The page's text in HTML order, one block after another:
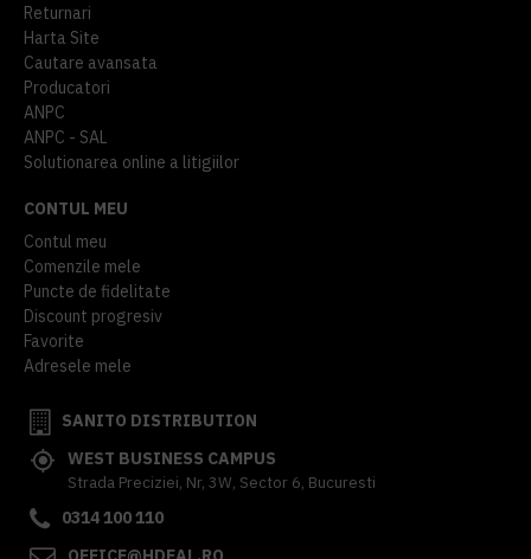
Returnari
Harta Site
Cautare avansata
Producatori
ANPC
ANPC - SAL
Solutionarea online a litigiilor
CONTUL MEU
Contul meu
Comenzile mele
Puncte de fidelitate
Discount progresiv
Favorite
Adresele mele
SANITO DISTRIBUTION
WEST BUSINESS CAMPUS
Strada Preciziei, Nr, 3W, Sector 6, Bucuresti
0314 100 110